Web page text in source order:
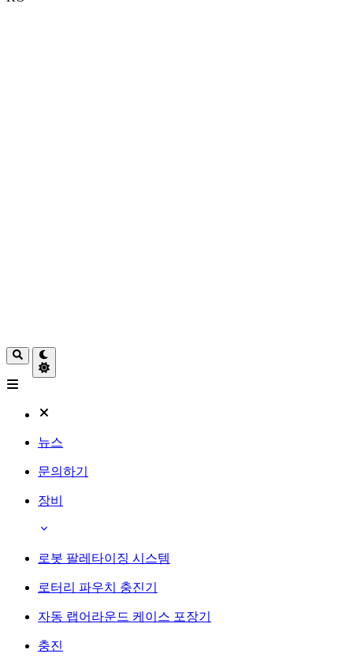
뉴스
문의하기
장비
로봇 팔레타이징 시스템
로터리 파우치 충진기
자동 랩어라운드 케이스 포장기
충진